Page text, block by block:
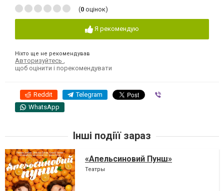
(0 оцінок)
Я рекомендую
Ніхто ще не рекомендував
Авторизуйтесь
щоб оцінити і порекомендувати
Reddit Telegram
WhatsApp
Інші подіїї зараз
«Апельсиновий Пунш»
Театры